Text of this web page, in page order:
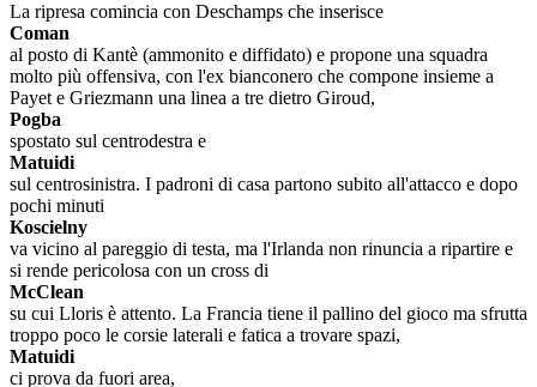
La ripresa comincia con Deschamps che inserisce
Coman
al posto di Kantè (ammonito e diffidato) e propone una squadra
molto più offensiva, con l'ex bianconero che compone insieme a
Payet e Griezmann una linea a tre dietro Giroud,
Pogba
spostato sul centrodestra e
Matuidi
sul centrosinistra. I padroni di casa partono subito all'attacco e dopo
pochi minuti
Koscielny
va vicino al pareggio di testa, ma l'Irlanda non rinuncia a ripartire e
si rende pericolosa con un cross di
McClean
su cui Lloris è attento. La Francia tiene il pallino del gioco ma sfrutta
troppo poco le corsie laterali e fatica a trovare spazi,
Matuidi
ci prova da fuori area,